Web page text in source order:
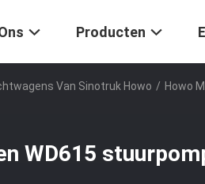
Producten
Van Sinotruk Howo / Howo
WD615